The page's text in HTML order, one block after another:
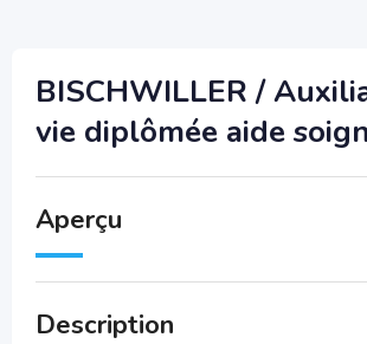
BISCHWILLER /
vie diplômée aide
Aperçu
Description